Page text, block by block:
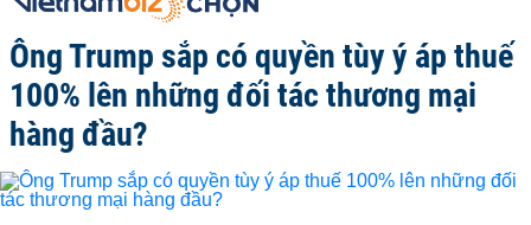
Ông Trump sắp có quyền tùy ý áp thuế
100% lên những đối tác thương mại
hàng đầu?